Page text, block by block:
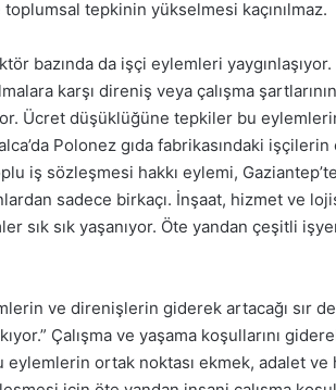
toplumsal tepkinin yükselmesi kaçınılmaz.
bazında da işçi eylemleri
karşı direniş veya çalışma
Ücret düşüklüğüne tepkiler bu
Polonez gıda fabrikasındaki işçilerin
iş sözleşmesi hakkı eylemi,
sadece birkaçı. İnşaat, hizmet ve
sık sık yaşanıyor. Öte yandan çeşitli
ve direnişlerin giderek artacağı sır
Çalışma ve yaşama koşullarını
eylemlerin ortak noktası ekmek, adalet